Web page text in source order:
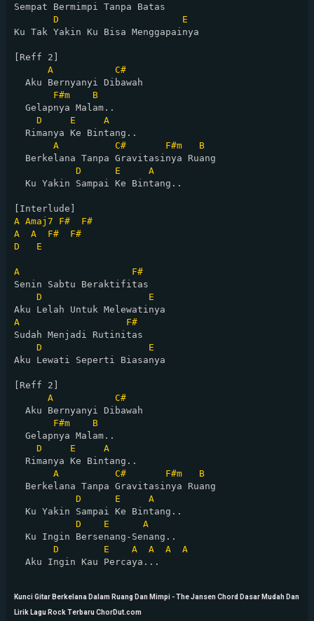
Sempat Bermimpi Tanpa Batas
D
E
Ku Tak Yakin Ku Bisa Menggapainya
[Reff 2]
A
C#
  Aku Bernyanyi Dibawah
F#m
B
  Gelapnya Malam..
D
E
A
  Rimanya Ke Bintang..
A
C# F#m
B
  Berkelana Tanpa Gravitasinya Ruang
D
E
A
  Ku Yakin Sampai Ke Bintang..
A Amaj7 F#
F#
A
A F#
F#
D
E
A
F#
Senin Sabtu Beraktifitas
D
E
A
F#
Sudah Menjadi Rutinitas
D
E
Aku Lewati Seperti Biasanya
[Reff 2]
A
C#
  Aku Bernyanyi Dibawah
F#m
B
  Gelapnya Malam..
D
E
A
  Rimanya Ke Bintang..
A
C# F#m
B
  Berkelana Tanpa Gravitasinya Ruang
D
E
A
  Ku Yakin Sampai Ke Bintang..
D
E
A
  Ku Ingin Bersenang-Senang..
D
E A A A
A
  Aku Ingin Kau Percaya...
Kunci Gitar Berkelana Dalam Ruang Dan Mimpi - The Jansen Chord Dasar Mudah Dan
Lirik Lagu Rock Terbaru ChorDut.com